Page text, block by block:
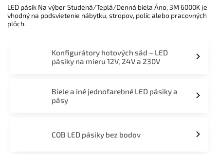
LED pásik Na výber Studená/Teplá/Denná biela Áno, 3M 6000K je
vhodný na podsvietenie nábytku, stropov, políc alebo pracovných
plôch.
Konfigurátory hotových sád – LED
pásiky na mieru 12V, 24V a 230V
Biele a iné jednofarebné LED pásiky a
pásy
COB LED pásiky bez bodov